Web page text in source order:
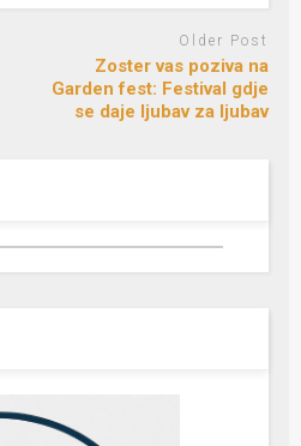
Older Post
Zoster vas poziva na
Garden fest: Festival gdje
se daje ljubav za ljubav